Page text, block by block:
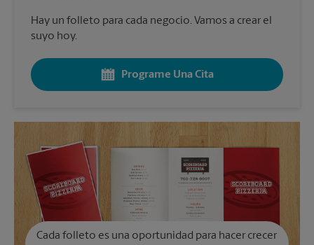
Hay un folleto para cada negocio. Vamos a crear el
suyo hoy.
Programe Una Cita
Cada folleto es una oportunidad para hacer crecer